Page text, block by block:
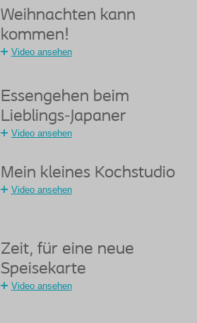
Weihnachten kann
kommen!
Video ansehen
Essengehen beim
Lieblings-Japaner
Video ansehen
Mein kleines Kochstudio
Video ansehen
Zeit, für eine neue
Speisekarte
Video ansehen